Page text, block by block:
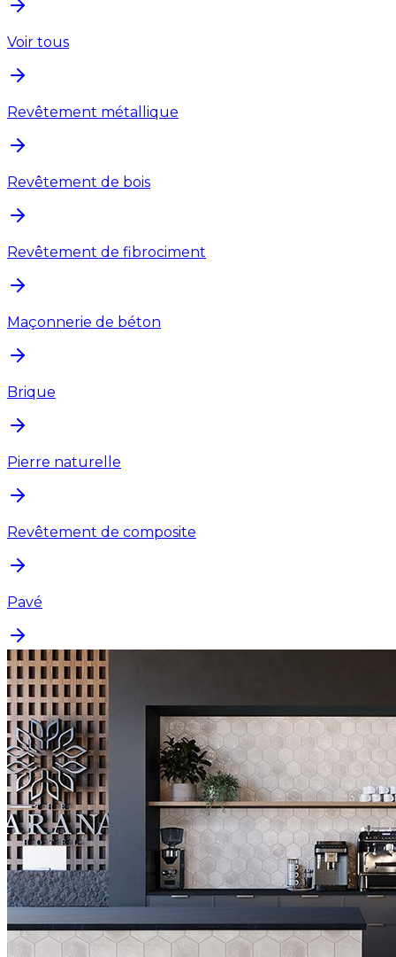
Voir tous
Revêtement métallique
Revêtement de bois
Revêtement de fibrociment
Maçonnerie de béton
Brique
Pierre naturelle
Revêtement de composite
Pavé